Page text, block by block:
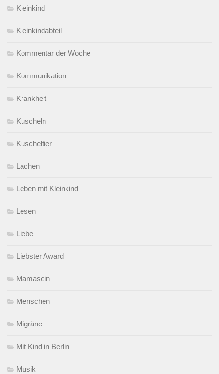
Kleinkind
Kleinkindabteil
Kommentar der Woche
Kommunikation
Krankheit
Kuscheln
Kuscheltier
Lachen
Leben mit Kleinkind
Lesen
Liebe
Liebster Award
Mamasein
Menschen
Migräne
Mit Kind in Berlin
Musik